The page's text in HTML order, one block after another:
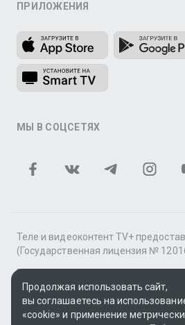
ПРИЛОЖЕНИЯ
МЫ В СОЦСЕТЯХ
Теле и видеоконтент TV+
(Государственная лицензия №
В рамках услуги «Видео по
фильмов и сериалов tv+» контент
онлайн-кинотеатром MEGOGO.
Продолжая использовать сайт,
вы соглашаетесь на
«cookie» и применение